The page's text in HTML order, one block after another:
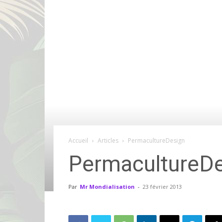
Accueil Articles PermacultureDesign
Par Mr Mondialisation - 23 février 2013